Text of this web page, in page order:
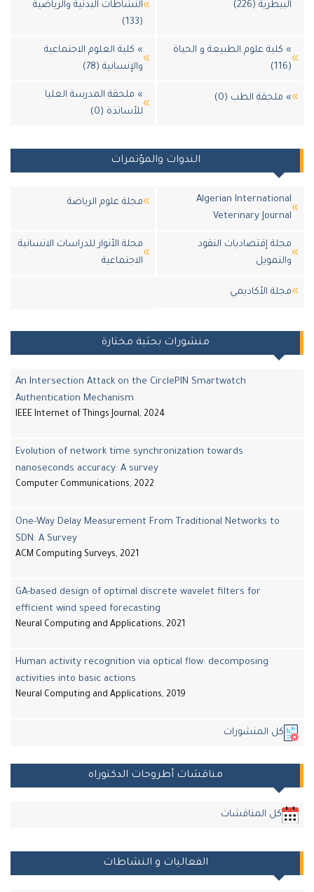
(226)
النشاطات البدنية والرياضية
علوم الطبيعة و الحياة
» كلية العلوم الاجتماعية
والإنسانية (78)
ملحقة الطب (0)
» ملحقة المدرسة العليا
للأساتذة (0)
الندوات والمؤتمرات
Algerian
Veterinary
مجلة علوم الرياضة
إقتصاديات النقود
مجلة الأنوار للدراسات الانسانية
الاجتماعية
اﻷكاديمي
منشورات بحثية مختارة
An Intersection Attack on the CirclePIN Smartwatch
Authentication Mechanism
IEEE Internet of Things Journal, 2024
Evolution of network time synchronization towards
nanoseconds accuracy: A survey
Computer Communications, 2022
One-Way Delay Measurement From Traditional Networks to
SDN: A Survey
ACM Computing Surveys, 2021
GA-based design of optimal discrete wavelet filters for
efficient wind speed forecasting
Neural Computing and Applications, 2021
Human activity recognition via optical flow: decomposing
activities into basic actions
Neural Computing and Applications, 2019
كل المنشورات
مناقشات أطروحات الدكتوراه
كل المناقشات
الفعاليات و النشاطات